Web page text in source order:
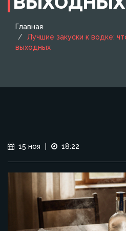
Главная
Лучшие закуски к водке:
выходных
15 ноя 18:22